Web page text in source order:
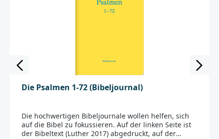
Die Psalmen 1-72 (Bibeljournal)
Die hochwertigen Bibeljournale wollen helfen, sich
auf die Bibel zu fokussieren. Auf der linken Seite ist
der Bibeltext (Luther 2017) abgedruckt, auf der